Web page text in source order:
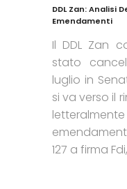
DDL Zan: Analisi
Emendamenti
Il DDL Zan
stato
luglio in
si va verso il
127 a firma